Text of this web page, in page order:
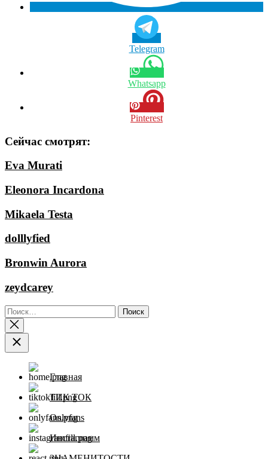
Telegram
Whatsapp
Pinterest
Сейчас смотрят:
Eva Murati
Eleonora Incardona
Mikaela Testa
dolllyfied
Bronwin Aurora
zeydcarey
Найти:
Главная
ТИК ТОК
Onlyfans
Инстаграмм